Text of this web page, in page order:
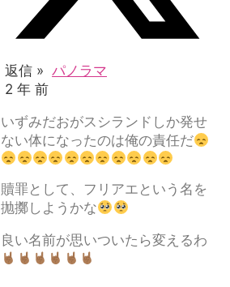
返信 » パノラマ
2 年 前
いずみだおがスシランドしか発せ
ない体になったのは俺の責任だ
贖罪として、フリアエという名を
抛擲しようかな
良い名前が思いついたら変えるわ